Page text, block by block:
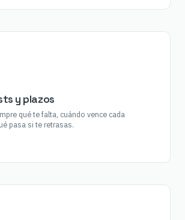
y plazos
qué te falta, cuándo vence cada
pasa si te retrasas.